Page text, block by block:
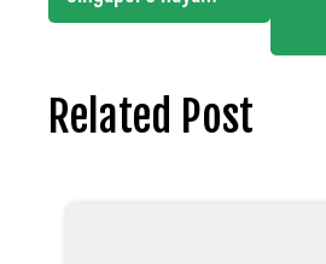
Related Post